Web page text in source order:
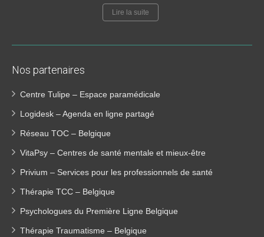
Lire la suite
Nos partenaires
Centre Tulipe – Espace paramédicale
Logidesk – Agenda en ligne partagé
Réseau TOC – Belgique
VitaPsy – Centres de santé mentale et mieux-être
Privium – Services pour les professionnels de santé
Thérapie TCC – Belgique
Psychologues du Première Ligne Belgique
Thérapie Traumatisme – Belgique